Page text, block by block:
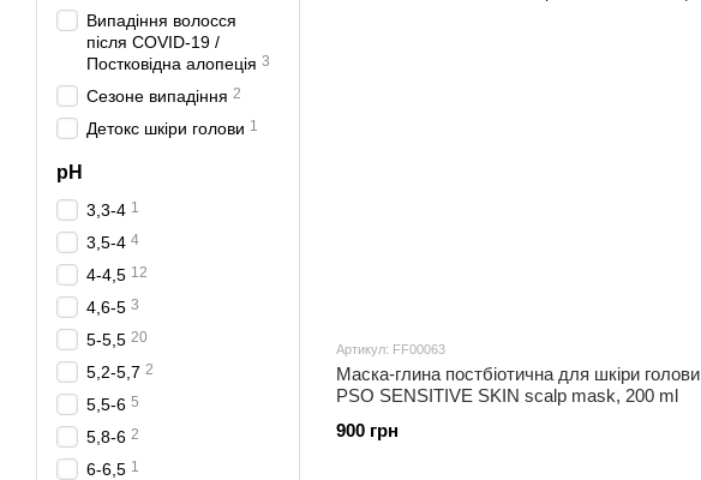
Артикул: FF00063
Маска-глина постбіотична для шкіри голови
PSO SENSITIVE SKIN scalp mask, 200 ml
900 грн
Випадіння волосся
після COVID-19 /
Постковідна алопеція 3
Сезоне випадіння 2
Детокс шкіри голови 1
pH
3,3-4 1
3,5-4 4
4-4,5 12
4,6-5 3
5-5,5 20
5,2-5,7 2
5,5-6 5
5,8-6 2
6-6,5 1